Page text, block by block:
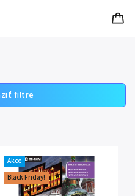
Akce
Black Friday!